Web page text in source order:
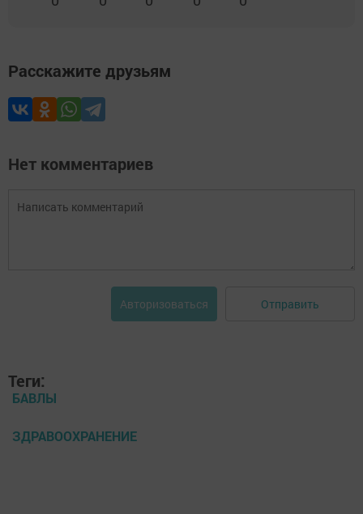
Расскажите друзьям
Нет комментариев
Авторизоваться Отправить
Теги:
БАВЛЫ
ЗДРАВООХРАНЕНИЕ